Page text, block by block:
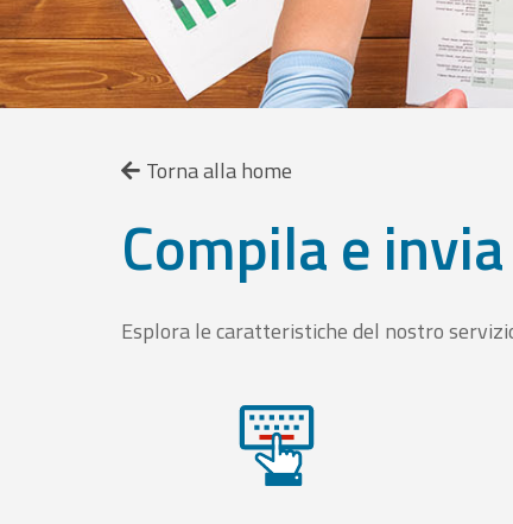
Torna alla home
Compila e
Esplora le caratteristiche del nostro